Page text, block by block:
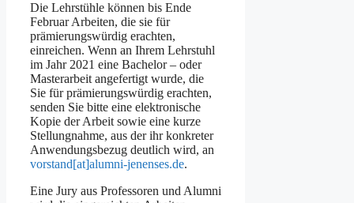
Die Lehrstühle können bis Ende
Februar Arbeiten, die sie für
prämierungswürdig erachten,
einreichen. Wenn an Ihrem Lehrstuhl
im Jahr 2021 eine Bachelor – oder
Masterarbeit angefertigt wurde, die
Sie für prämierungswürdig erachten,
senden Sie bitte eine elektronische
Kopie der Arbeit sowie eine kurze
Stellungnahme, aus der ihr konkreter
Anwendungsbezug deutlich wird, an
vorstand[at]alumni-jenenses.de.
Eine Jury aus Professoren und Alumni